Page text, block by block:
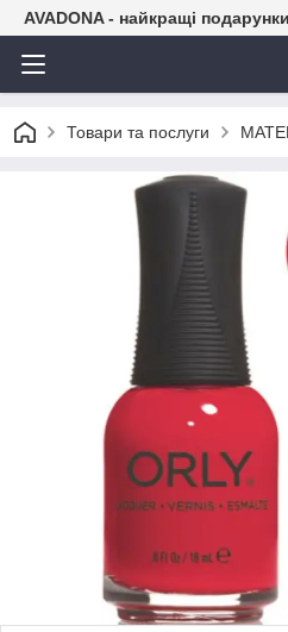
AVADONA - найкращі
Товари та послуги